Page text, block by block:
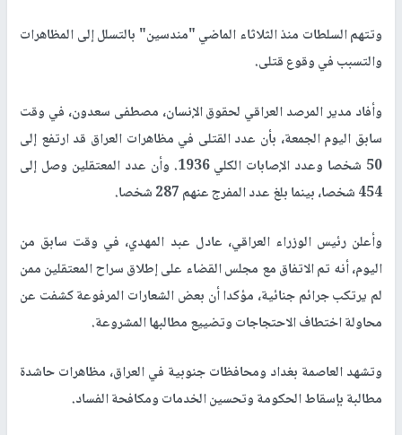
وتتهم السلطات منذ الثلاثاء الماضي "مندسين" بالتسلل إلى المظاهرات
والتسبب في وقوع قتلى.
وأفاد مدير المرصد العراقي لحقوق الإنسان، مصطفى سعدون، في وقت
سابق اليوم الجمعة، بأن عدد القتلى في مظاهرات العراق قد ارتفع إلى
50 شخصا وعدد الإصابات الكلي 1936. وأن عدد المعتقلين وصل إلى
454 شخصا، بينما بلغ عدد المفرج عنهم 287 شخصا.
وأعلن رئيس الوزراء العراقي، عادل عبد المهدي، في وقت سابق من
اليوم، أنه تم الاتفاق مع مجلس القضاء على إطلاق سراح المعتقلين ممن
لم يرتكب جرائم جنائية، مؤكدا أن بعض الشعارات المرفوعة كشفت عن
محاولة اختطاف الاحتجاجات وتضييع مطالبها المشروعة.
وتشهد العاصمة بغداد ومحافظات جنوبية في العراق، مظاهرات حاشدة
مطالبة بإسقاط الحكومة وتحسين الخدمات ومكافحة الفساد.